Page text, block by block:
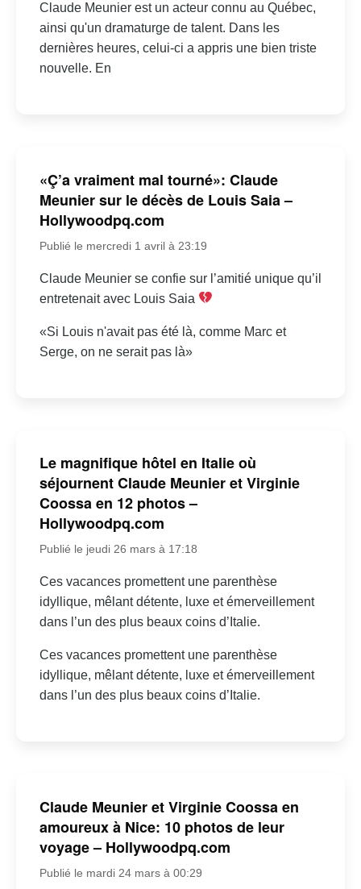
Claude Meunier est un acteur connu au Québec,
ainsi qu'un dramaturge de talent. Dans les
dernières heures, celui-ci a appris une bien triste
nouvelle. En
«Ç’a vraiment mal tourné»: Claude
Meunier sur le décès de Louis Saia –
Hollywoodpq.com
Publié le mercredi 1 avril à 23:19
Claude Meunier se confie sur l’amitié unique qu’il
entretenait avec Louis Saia
«Si Louis n'avait pas été là, comme Marc et
Serge, on ne serait pas là»
Le magnifique hôtel en Italie où
séjournent Claude Meunier et Virginie
Coossa en 12 photos –
Hollywoodpq.com
Publié le jeudi 26 mars à 17:18
Ces vacances promettent une parenthèse
idyllique, mêlant détente, luxe et émerveillement
dans l’un des plus beaux coins d’Italie.
Ces vacances promettent une parenthèse
idyllique, mêlant détente, luxe et émerveillement
dans l’un des plus beaux coins d’Italie.
Claude Meunier et Virginie Coossa en
amoureux à Nice: 10 photos de leur
voyage – Hollywoodpq.com
Publié le mardi 24 mars à 00:29